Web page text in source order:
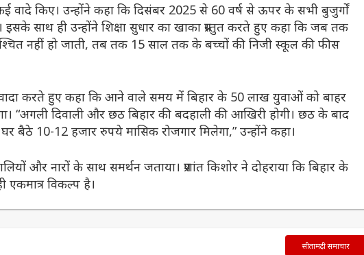
वादे किए। उन्होंने कहा कि दिसंबर 2025 से 60 वर्ष से ऊपर के सभी बुजुर्गों
साथ ही उन्होंने शिक्षा सुधार का खाका प्रस्तुत करते हुए कहा कि जब तक
नहीं हो जाती, तब तक 15 साल तक के बच्चों की निजी स्कूल की फीस
करते हुए कहा कि आने वाले समय में बिहार के 50 लाख युवाओं को बाहर
“अगली दिवाली और छठ बिहार की बदहाली की आखिरी होगी। छठ के बाद
बैठे 10-12 हजार रुपये मासिक रोजगार मिलेगा,” उन्होंने कहा।
और नारों के साथ समर्थन जताया। प्रशांत किशोर ने दोहराया कि बिहार के
विकल्प है।
सीतामढ़ी समाचार